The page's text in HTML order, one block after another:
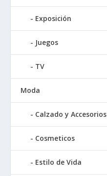
Exposición
Juegos
TV
Moda
Calzado y Accesorios
Cosmeticos
Estilo de Vida